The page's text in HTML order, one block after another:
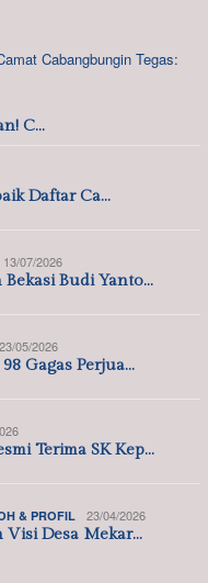
C…
Daftar Ca…
13/07/2026
Bekasi Budi Yanto…
23/05/2026
Gagas Perjua…
Terima SK Kep…
& PROFIL 23/04/2026
Visi Desa Mekar…